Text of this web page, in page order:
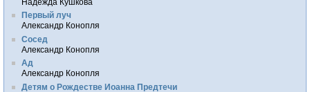
Первый луч
Александр Конопля
Сосед
Александр Конопля
Ад
Александр Конопля
Детям о Рождестве Иоанна Предтечи